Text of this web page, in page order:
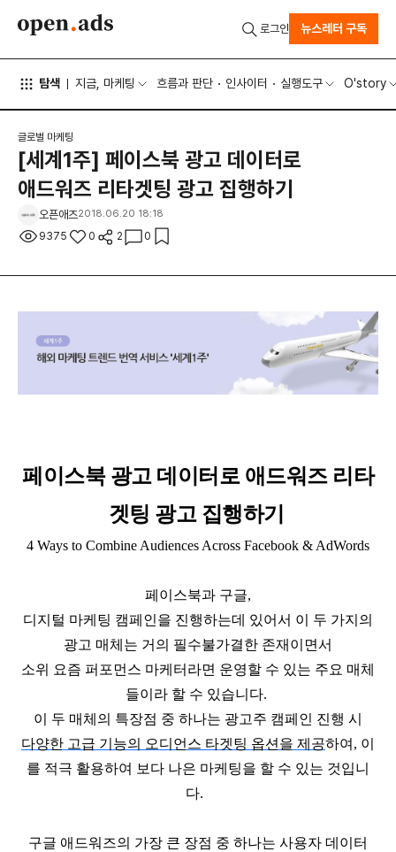
탐색 지금, 마케팅 흐름과 판단 인사이터 실행도구 O'story
로그인 뉴스레터 구독
글로벌 마케팅
[세계1주] 페이스북 광고 데이터로
애드워즈 리타겟팅 광고 집행하기
오픈애즈2018.06.20 18:18
9375 0 2 0
페이스북 광고 데이터로 애드워즈 리타
겟팅 광고 집행하기
4 Ways to Combine Audiences Across Facebook & AdWords
페이스북과 구글,
디지털 마케팅 캠페인을 진행하는데 있어서 이 두 가지의
광고 매체는 거의 필수불가결한 존재이면서
소위 요즘 퍼포먼스 마케터라면 운영할 수 있는 주요 매체
들이라 할 수 있습니다.
이 두 매체의 특장점 중 하나는 광고주 캠페인 진행 시
다양한 고급 기능의 오디언스 타겟팅 옵션을 제공하여, 이
를 적극 활용하여 보다 나은 마케팅을 할 수 있는 것입니
다.
구글 애드워즈의 가장 큰 장점 중 하나는 사용자 데이터